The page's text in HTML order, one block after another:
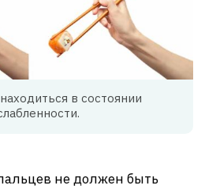
в состоянии
не должен быть